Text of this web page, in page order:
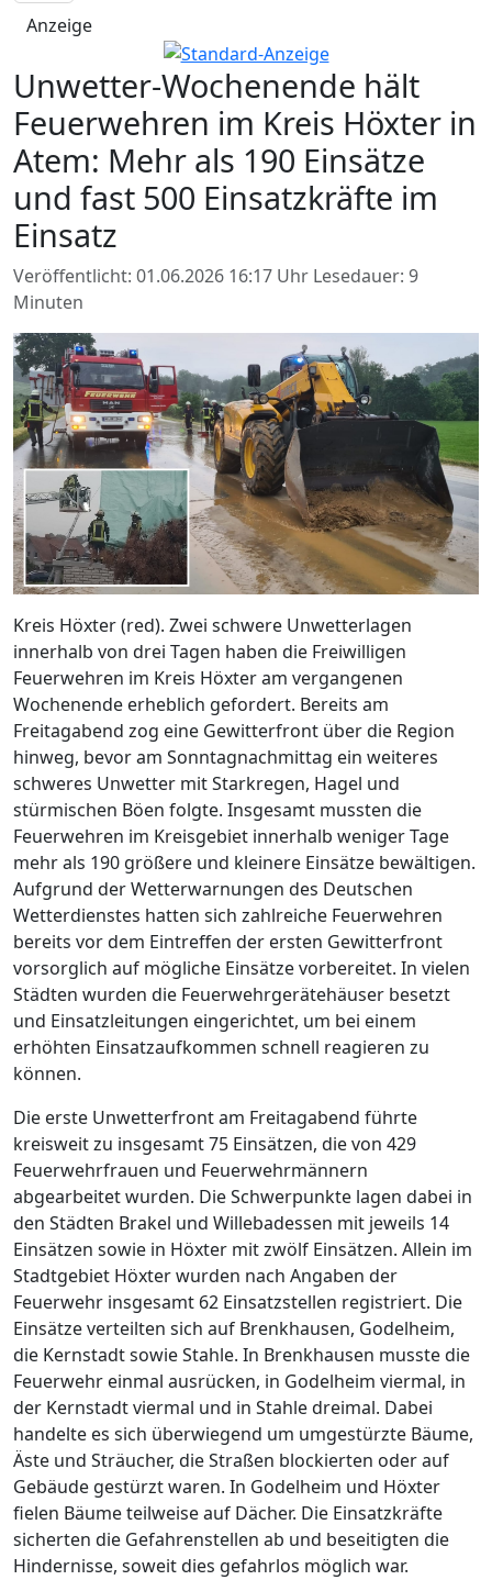
Anzeige
Unwetter-Wochenende hält
Feuerwehren im Kreis Höxter in
Atem: Mehr als 190 Einsätze
und fast 500 Einsatzkräfte im
Einsatz
Veröffentlicht: 01.06.2026 16:17 Uhr Lesedauer: 9
Minuten
Kreis Höxter (red). Zwei schwere Unwetterlagen
innerhalb von drei Tagen haben die Freiwilligen
Feuerwehren im Kreis Höxter am vergangenen
Wochenende erheblich gefordert. Bereits am
Freitagabend zog eine Gewitterfront über die Region
hinweg, bevor am Sonntagnachmittag ein weiteres
schweres Unwetter mit Starkregen, Hagel und
stürmischen Böen folgte. Insgesamt mussten die
Feuerwehren im Kreisgebiet innerhalb weniger Tage
mehr als 190 größere und kleinere Einsätze bewältigen.
Aufgrund der Wetterwarnungen des Deutschen
Wetterdienstes hatten sich zahlreiche Feuerwehren
bereits vor dem Eintreffen der ersten Gewitterfront
vorsorglich auf mögliche Einsätze vorbereitet. In vielen
Städten wurden die Feuerwehrgerätehäuser besetzt
und Einsatzleitungen eingerichtet, um bei einem
erhöhten Einsatzaufkommen schnell reagieren zu
können.
Die erste Unwetterfront am Freitagabend führte
kreisweit zu insgesamt 75 Einsätzen, die von 429
Feuerwehrfrauen und Feuerwehrmännern
abgearbeitet wurden. Die Schwerpunkte lagen dabei in
den Städten Brakel und Willebadessen mit jeweils 14
Einsätzen sowie in Höxter mit zwölf Einsätzen. Allein im
Stadtgebiet Höxter wurden nach Angaben der
Feuerwehr insgesamt 62 Einsatzstellen registriert. Die
Einsätze verteilten sich auf Brenkhausen, Godelheim,
die Kernstadt sowie Stahle. In Brenkhausen musste die
Feuerwehr einmal ausrücken, in Godelheim viermal, in
der Kernstadt viermal und in Stahle dreimal. Dabei
handelte es sich überwiegend um umgestürzte Bäume,
Äste und Sträucher, die Straßen blockierten oder auf
Gebäude gestürzt waren. In Godelheim und Höxter
fielen Bäume teilweise auf Dächer. Die Einsatzkräfte
sicherten die Gefahrenstellen ab und beseitigten die
Hindernisse, soweit dies gefahrlos möglich war.